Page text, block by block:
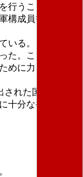
行うこと。２、
構成員等を特権
いる。これを受
た。ここに来た
めに力を合わせ
れた国連女性差
十分な補償を提